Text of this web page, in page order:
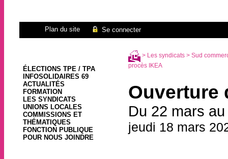
Plan du site Se connecter
ÉLECTIONS TPE / TPA
INFOSOLIDAIRES 69
ACTUALITÉS
FORMATION
LES SYNDICATS
UNIONS LOCALES
COMMISSIONS ET
THÉMATIQUES
FONCTION PUBLIQUE
POUR NOUS JOINDRE
> Les syndicats> Sud
procès IKEA
Ouverture
Du 22 mars
jeudi 18 mars